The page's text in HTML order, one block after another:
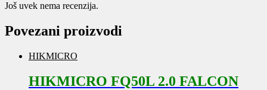
Još uvek nema recenzija.
Povezani proizvodi
HIKMICRO
HIKMICRO FQ50L 2.0 FALCON